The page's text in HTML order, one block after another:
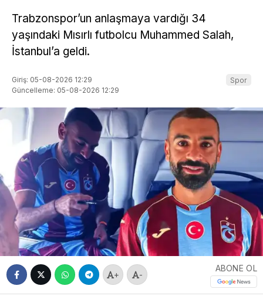
Trabzonspor’un anlaşmaya vardığı 34
yaşındaki Mısırlı futbolcu Muhammed Salah,
İstanbul’a geldi.
Giriş: 05-08-2026 12:29
Güncelleme: 05-08-2026 12:29
Spor
+ -
ABONE OL